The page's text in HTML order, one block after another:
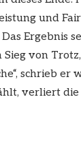
und
Das Ergebnis
Sieg von
schrieb er
verliert die